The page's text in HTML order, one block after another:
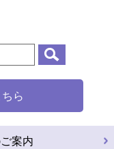
ら
案内